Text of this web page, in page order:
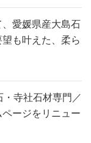
愛媛県産大島石
も叶えた、柔ら
寺社石材専門／
ージをリニュー